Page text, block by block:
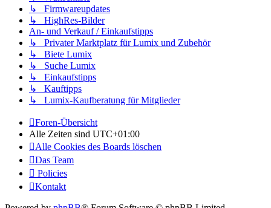
↳ Firmwareupdates
↳ HighRes-Bilder
An- und Verkauf / Einkaufstipps
↳ Privater Marktplatz für Lumix und Zubehör
↳ Biete Lumix
↳ Suche Lumix
↳ Einkaufstipps
↳ Kauftipps
↳ Lumix-Kaufberatung für Mitglieder
Foren-Übersicht
Alle Zeiten sind UTC+01:00
Alle Cookies des Boards löschen
Das Team
Policies
Kontakt